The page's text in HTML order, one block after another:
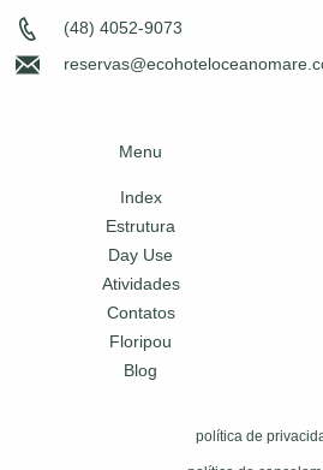
(48) 4052-9073
Menu
Index
Estrutura
Day Use
Atividades
Contatos
Floripou
Blog
política de